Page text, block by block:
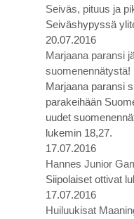
Seiväs, pituus ja
Seiväshypyssä
20.07.2016
Marjaana paransi
suomenennätystä!
Marjaana paransi
parakeihään
uudet
lukemin 18,27.
17.07.2016
Hannes Junior
Siipolaiset ottivat
17.07.2016
Huiluukisat